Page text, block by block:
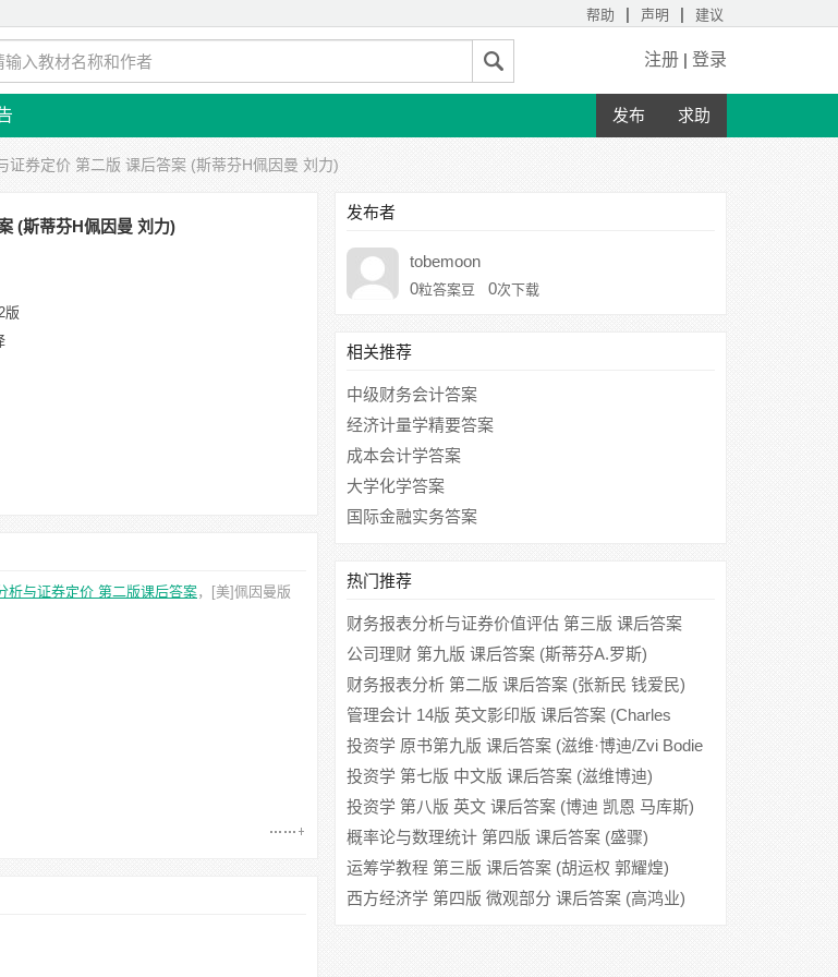
帮助 | 声明 | 建议
注册 | 登录
发布 求助
证券定价 第二版 课后答案 (斯蒂芬H佩因曼 刘力)
(斯蒂芬H佩因曼 刘力)
版
析与证券定价 第二版课后答案，[美]佩因曼版
发布者
tobemoon
0粒答案豆 0次下载
相关推荐
中级财务会计答案
经济计量学精要答案
成本会计学答案
大学化学答案
国际金融实务答案
热门推荐
财务报表分析与证券价值评估 第三版 课后答案
(stephen H. Penman)
公司理财 第九版 课后答案 (斯蒂芬A.罗斯)
财务报表分析 第二版 课后答案 (张新民 钱爱民)
管理会计 14版 英文影印版 课后答案 (Charles
T.Horngren Gary L.Sundem)
投资学 原书第九版 课后答案 (滋维·博迪/Zvi Bodie
汪昌云)
投资学 第七版 中文版 课后答案 (滋维博迪)
投资学 第八版 英文 课后答案 (博迪 凯恩 马库斯)
概率论与数理统计 第四版 课后答案 (盛骤)
运筹学教程 第三版 课后答案 (胡运权 郭耀煌)
西方经济学 第四版 微观部分 课后答案 (高鸿业)